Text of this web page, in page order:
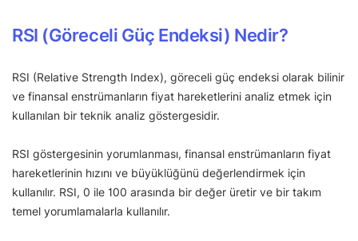
RSI (Göreceli Güç Endeksi) Nedir?
RSI (Relative Strength Index), göreceli güç endeksi olarak bilinir
ve finansal enstrümanların fiyat hareketlerini analiz etmek için
kullanılan bir teknik analiz göstergesidir.
RSI göstergesinin yorumlanması, finansal enstrümanların fiyat
hareketlerinin hızını ve büyüklüğünü değerlendirmek için
kullanılır. RSI, 0 ile 100 arasında bir değer üretir ve bir takım
temel yorumlamalarla kullanılır.